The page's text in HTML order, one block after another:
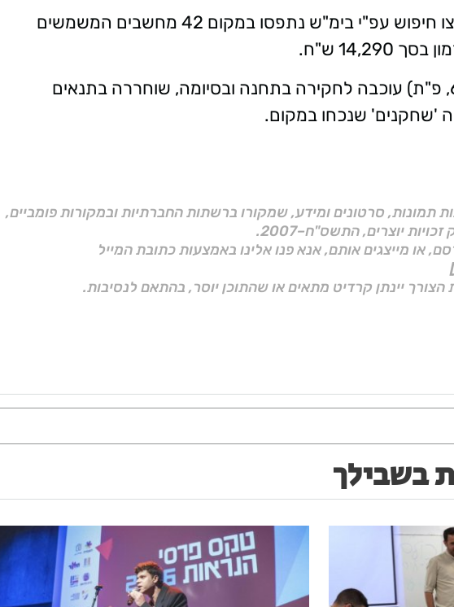
במהלך הפעילות במסגרת צו חיפוש עפ"י בימ"ש נתפסו במקום 42 מחשבים המשמשים
ש"ח.
כמו כן, מפעילת המקום (63, פ"ת) עוכבה לחקירה בתחנה ובסיומה, שוחררה בתנאים
'שחקנים' שנכחו במקום.
תמונות, סרטונים ומידע, שמקורו ברשתות החברתיות ובמקורות פומביים,
או מייצגים אותם, אנא פנו אלינו באמצעות כתובת המייל
יינתן קרדיט מתאים או שהתוכן יוסר, בהתאם לנסיבות.
בשבילך